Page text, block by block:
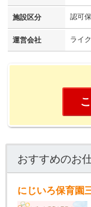
施設区分 認可
運営会社 ライ
おすすめのお
にじいろ保育園